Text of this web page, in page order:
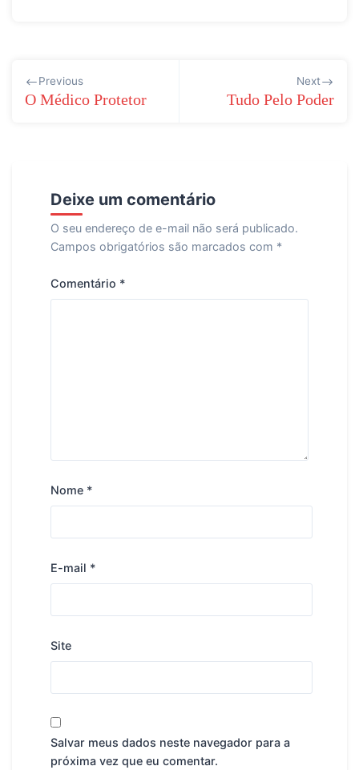
de
Previous
O Médico Protetor
Next
Tudo Pelo Poder
Deixe um comentário
O seu endereço de e-mail não será publicado.
Campos obrigatórios são marcados com *
Comentário *
Nome *
E-mail *
Site
Salvar meus dados neste navegador para a
próxima vez que eu comentar.